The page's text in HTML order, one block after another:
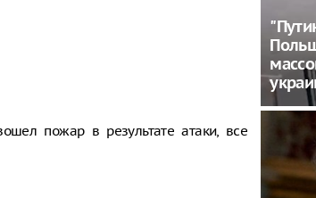
пожар в результате атаки, все